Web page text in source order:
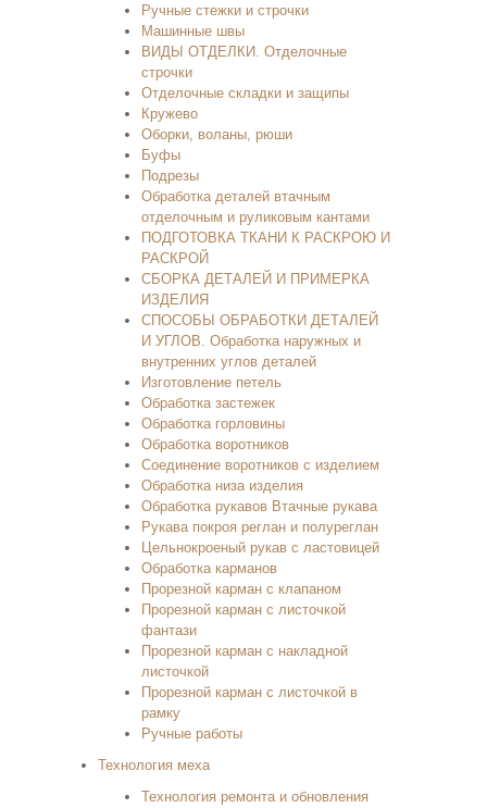
Ручные стежки и строчки
Машинные швы
ВИДЫ ОТДЕЛКИ. Отделочные
строчки
Отделочные складки и защипы
Кружево
Оборки, воланы, рюши
Буфы
Подрезы
Обработка деталей втачным
отделочным и руликовым кантами
ПОДГОТОВКА ТКАНИ К РАСКРОЮ И
РАСКРОЙ
СБОРКА ДЕТАЛЕЙ И ПРИМЕРКА
ИЗДЕЛИЯ
СПОСОБЫ ОБРАБОТКИ ДЕТАЛЕЙ
И УГЛОВ. Обработка наружных и
внутренних углов деталей
Изготовление петель
Обработка застежек
Обработка горловины
Обработка воротников
Соединение воротников с изделием
Обработка низа изделия
Обработка рукавов Втачные рукава
Рукава покроя реглан и полуреглан
Цельнокроеный рукав с ластовицей
Обработка карманов
Прорезной карман с клапаном
Прорезной карман с листочкой
фантази
Прорезной карман с накладной
листочкой
Прорезной карман с листочкой в
рамку
Ручные работы
Технология меха
Технология ремонта и обновления